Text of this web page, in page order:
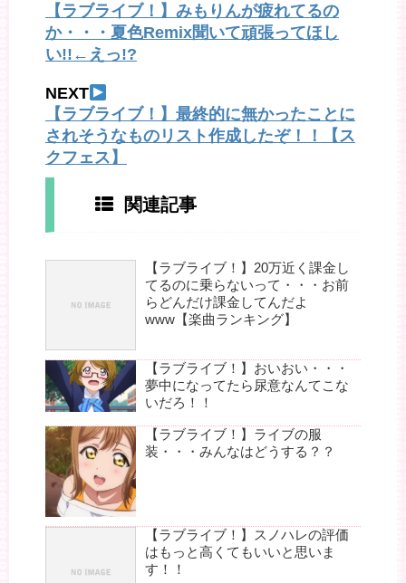
【ラブライブ！】みもりんが疲れてるの
か・・・夏色Remix聞いて頑張ってほし
い!!←えっ!?
NEXT
【ラブライブ！】最終的に無かったことに
されそうなものリスト作成したぞ！！【ス
クフェス】
関連記事
【ラブライブ！】20万近く課金し
てるのに乗らないって・・・お前
らどんだけ課金してんだよ
www【楽曲ランキング】
【ラブライブ！】おいおい・・・
夢中になってたら尿意なんてこな
いだろ！！
【ラブライブ！】ライブの服
装・・・みんなはどうする？？
【ラブライブ！】スノハレの評価
はもっと高くてもいいと思いま
す！！